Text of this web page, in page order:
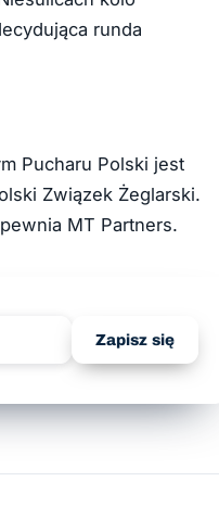
runda
Pucharu Polski jest
Związek Żeglarski.
MT Partners.
Zapisz się